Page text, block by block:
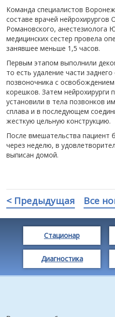
Команда специалистов
составе врачей нейрохирургов
Романовского, анестезиолога
медицинских сестер провела
занявшее меньше 1,5 часов.
Первым этапом выполнили
то есть удаление части
позвоночника с
корешков. Затем нейрохирурги
установили в тела позвонков
сплава и в последующем
жесткую цельную конструкцию.
️После вмешательства пациент
через неделю, в
выписан домой.
< Предыдущая Все
Стационар
Диагностика